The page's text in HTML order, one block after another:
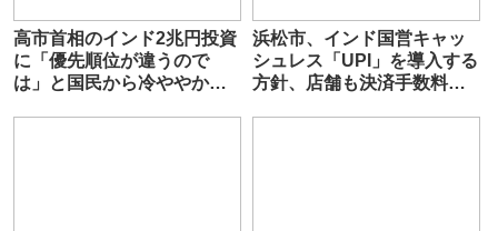
高市首相のインド2兆円投資
に「優先順位が違うので
は」と国民から冷ややかな
浜松市、インド国営キャッ
シュレス「UPI」を導入する
方針、店舗も決済手数料ゼ